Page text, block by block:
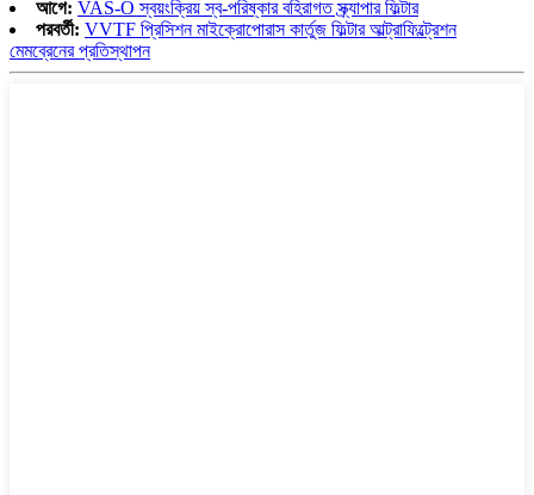
আগে: VAS-O স্বয়ংক্রিয় স্ব-পরিষ্কার বহিরাগত স্ক্র্যাপার ফিল্টার
পরবর্তী: VVTF প্রিসিশন মাইক্রোপোরাস কার্তুজ ফিল্টার আল্ট্রাফিল্ট্রেশন
মেমব্রেনের প্রতিস্থাপন